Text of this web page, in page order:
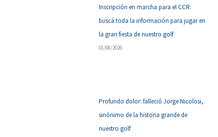
Inscripción en marcha para el CCR:
buscá toda la información para jugar en
la gran fiesta de nuestro golf
01/08/2026
Profundo dolor: falleció Jorge Nicolosi,
sinónimo de la historia grande de
nuestro golf